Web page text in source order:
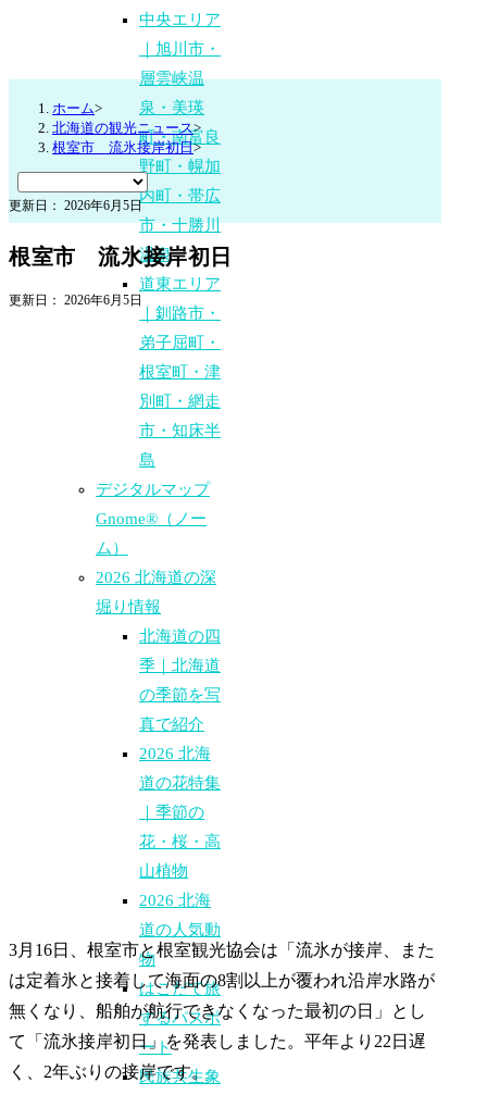
中央エリア
｜旭川市・
層雲峡温
泉・美瑛
町・南富良
野町・幌加
内町・帯広
市・十勝川
温泉
道東エリア
｜釧路市・
弟子屈町・
根室町・津
別町・網走
市・知床半
島
デジタルマップ
Gnome®（ノー
ム）
2026 北海道の深
堀り情報
北海道の四
季｜北海道
の季節を写
真で紹介
2026 北海
道の花特集
｜季節の
花・桜・高
山植物
2026 北海
道の人気動
物
はこだて旅
するパスポ
ート
民族共生象
ホーム>
北海道の観光ニュース>
根室市 流氷接岸初日>
更新日： 2026年6月5日
根室市 流氷接岸初日
更新日： 2026年6月5日
3月16日、根室市と根室観光協会は「流氷が接岸、また
は定着氷と接着して海面の8割以上が覆われ沿岸水路が
無くなり、船舶が航行できなくなった最初の日」とし
て「流氷接岸初日」を発表しました。平年より22日遅
く、2年ぶりの接岸です。